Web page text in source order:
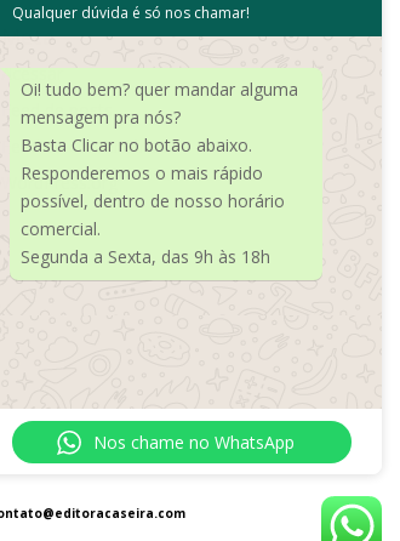
Meta
Acessar
Feed de posts
Feed de comentários
WordPress.org
Qualquer dúvida é só nos chamar!
Oi! tudo bem? quer mandar alguma
mensagem pra nós?
Basta Clicar no botão abaixo.
Responderemos o mais rápido
possível, dentro de nosso horário
comercial.
Segunda a Sexta, das 9h às 18h
Nos chame no WhatsApp